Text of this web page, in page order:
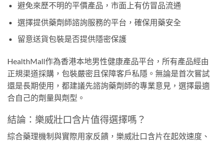
避免來歷不明的平價產品，市面上有仿冒品流通
選擇提供藥劑師諮詢服務的平台，確保用藥安全
留意送貨包裝是否提供隱密保護
HealthMall作為香港本地男性健康產品平台，所有產品經由
正規渠道採購，包裝嚴密且保障客戶私隱。無論是首次嘗試
還是長期使用，都建議先諮詢藥劑師的專業意見，選擇最適
合自己的劑量與劑型。
結論：樂威壯口含片值得選擇嗎？
綜合藥理機制與實際用家反饋，樂威壯口含片在起效速度、